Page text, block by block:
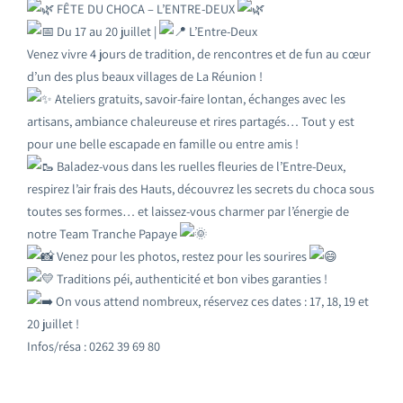
FÊTE DU CHOCA – L’ENTRE-DEUX
Du 17 au 20 juillet |
L’Entre-Deux
Venez vivre 4 jours de tradition, de rencontres et de fun au cœur
d’un des plus beaux villages de La Réunion !
Ateliers gratuits, savoir-faire lontan, échanges avec les
artisans, ambiance chaleureuse et rires partagés… Tout y est
pour une belle escapade en famille ou entre amis !
Baladez-vous dans les ruelles fleuries de l’Entre-Deux,
respirez l’air frais des Hauts, découvrez les secrets du choca sous
toutes ses formes… et laissez-vous charmer par l’énergie de
notre Team Tranche Papaye
Venez pour les photos, restez pour les sourires
Traditions péi, authenticité et bon vibes garanties !
On vous attend nombreux, réservez ces dates : 17, 18, 19 et
20 juillet !
Infos/résa : 0262 39 69 80